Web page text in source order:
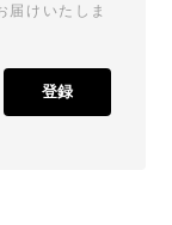
届けいたしま
登録